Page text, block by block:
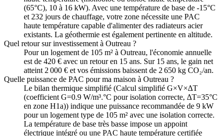
(65°C), 10 à 16 kW). Avec une température de base de -15°C
et 232 jours de chauffage, votre zone nécessite une PAC
haute température capable d'alimenter des radiateurs acier
existants. La géothermie est également pertinente en altitude.
Quel retour sur investissement à Outreau ?
Pour un logement de 105 m² à Outreau, l'économie annuelle
est de 420 € avec un retour en 15 ans. Sur 15 ans, le gain net
atteint 2 000 € et vos émissions baissent de 2 650 kg CO₂/an.
Quelle puissance de PAC pour ma maison à Outreau ?
Le bilan thermique simplifié (Calcul simplifié G×V×ΔT
(coefficient G=0.9 W/m³.°C pour isolation correcte, ΔT=35°C
en zone H1a)) indique une puissance recommandée de 9 kW
pour un logement type de 105 m² avec une isolation correcte.
La température de base très basse impose un appoint
électrique intégré ou une PAC haute température certifiée